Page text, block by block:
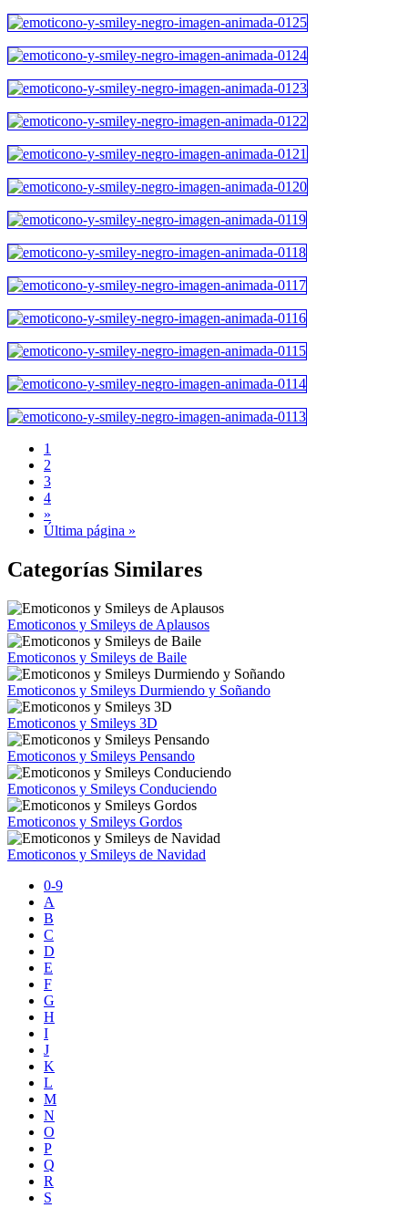
1
2
3
4
»
Última página »
Categorías Similares
Emoticonos y Smileys de Aplausos
Emoticonos y Smileys de Baile
Emoticonos y Smileys Durmiendo y Soñando
Emoticonos y Smileys 3D
Emoticonos y Smileys Pensando
Emoticonos y Smileys Conduciendo
Emoticonos y Smileys Gordos
Emoticonos y Smileys de Navidad
0-9
A
B
C
D
E
F
G
H
I
J
K
L
M
N
O
P
Q
R
S